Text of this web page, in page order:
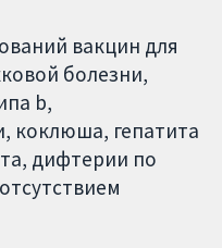
вакцин для
болезни,
b,
коклюша, гепатита
дифтерии по